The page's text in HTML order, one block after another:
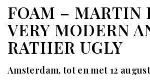
FOAM – MARTIN
VERY MODERN
RATHER UGLY
Amsterdam, tot en met 12